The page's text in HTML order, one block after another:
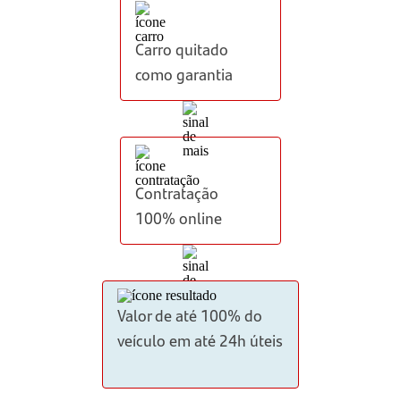
Carro quitado
como garantia
Contratação
100% online
Valor de até 100% do
veículo em até 24h úteis